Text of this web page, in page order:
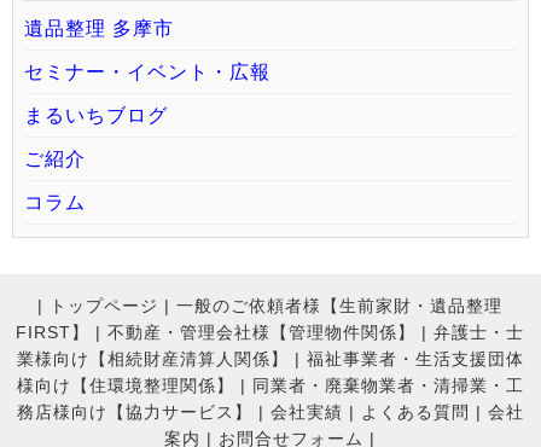
遺品整理 多摩市
セミナー・イベント・広報
まるいちブログ
ご紹介
コラム
| トップページ | 一般のご依頼者様【生前家財・遺品整理
FIRST】
| 不動産・管理会社様【管理物件関係】 | 弁護士・士
業様向け【相続財産清算人関係】
| 福祉事業者・生活支援団体
様向け【住環境整理関係】
| 同業者・廃棄物業者・清掃業・工
務店様向け【協力サービス】
| 会社実績 | よくある質問 | 会社
案内 | お問合せフォーム |